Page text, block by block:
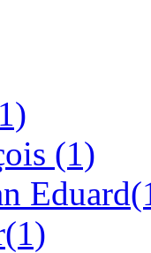
(1)
Eduard
(1)